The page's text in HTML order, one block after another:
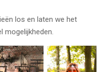
los en laten we het
mogelijkheden.